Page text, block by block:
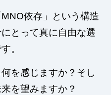
依存」という構造
とって真に自由な選
。
を感じますか？そし
を望みますか？